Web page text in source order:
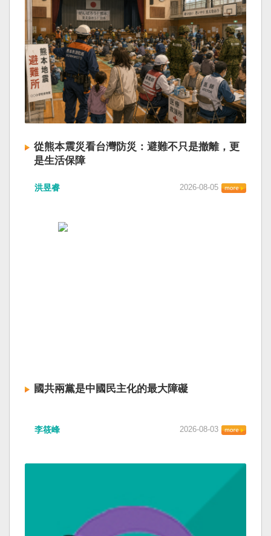
從熊本震災看台灣防災：避難不只是撤離，更
是生活保障
洪昱睿 2026-08-05
國共兩黨是中國民主化的最大障礙
李筱峰 2026-08-03